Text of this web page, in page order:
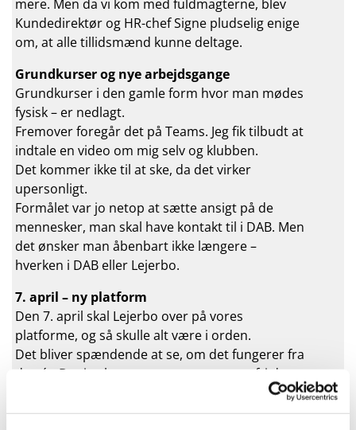
mere. Men da vi kom med fuldmagterne, blev
Kundedirektør og HR-chef Signe pludselig enige
om, at alle tillidsmænd kunne deltage.
Grundkurser og nye arbejdsgange
Grundkurser i den gamle form hvor man mødes
fysisk – er nedlagt.
Fremover foregår det på Teams. Jeg fik tilbudt at
indtale en video om mig selv og klubben.
Det kommer ikke til at ske, da det virker
upersonligt.
Formålet var jo netop at sætte ansigt på de
mennesker, man skal have kontakt til i DAB. Men
det ønsker man åbenbart ikke længere –
hverken i DAB eller Lejerbo.
7. april – ny platform
Den 7. april skal Lejerbo over på vores
platforme, og så skulle alt være i orden.
Det bliver spændende at se, om det fungerer fra
dag ét. Det jeg hører er, at mange tager fri den
dag fordi de ikke regner med, at systemerne
virker.